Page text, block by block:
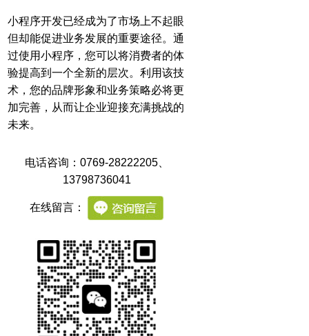
小程序开发已经成为了市场上不起眼
但却能促进业务发展的重要途径。通
过使用小程序，您可以将消费者的体
验提高到一个全新的层次。利用该技
术，您的品牌形象和业务策略必将更
加完善，从而让企业迎接充满挑战的
未来。
电话咨询：0769-28222205、
13798736041
在线留言：